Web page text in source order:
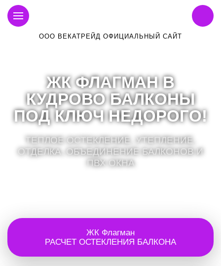
ООО ВЕКАТРЕЙД ОФИЦИАЛЬНЫЙ САЙТ
ЖК ФЛАГМАН В
КУДРОВО БАЛКОНЫ
ПОД КЛЮЧ НЕДОРОГО!
ТЕПЛОЕ ОСТЕКЛЕНИЕ, УТЕПЛЕНИЕ,
ОТДЕЛКА, ОБЪЕДИНЕНИЕ БАЛКОНОВ И
ПВХ ОКНА
ЖК Флагман
РАСЧЕТ ОСТЕКЛЕНИЯ БАЛКОНА